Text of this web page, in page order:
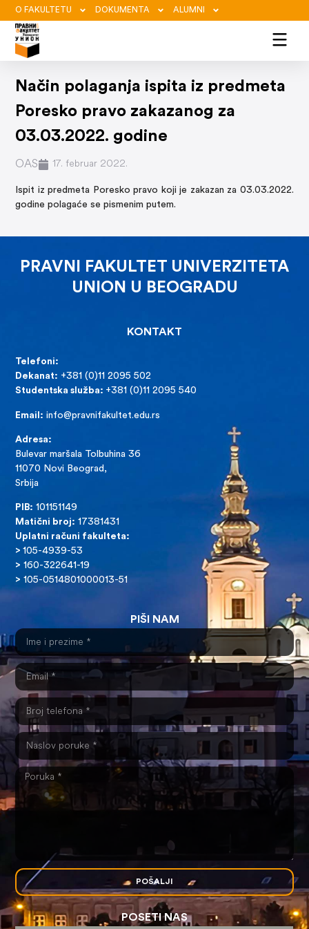
O FAKULTETU DOKUMENTA ALUMNI
Način polaganja ispita iz predmeta
Poresko pravo zakazanog za
03.03.2022. godine
OAS 17. februar 2022.
Ispit iz predmeta Poresko pravo koji je zakazan za 03.03.2022.
godine polagaće se pismenim putem.
PRAVNI FAKULTET UNIVERZITETA
UNION U BEOGRADU
KONTAKT
Telefoni:
Dekanat: +381 (0)11 2095 502
Studentska služba: +381 (0)11 2095 540
Email: info@pravnifakultet.edu.rs
Adresa:
Bulevar maršala Tolbuhina 36
11070 Novi Beograd,
Srbija
PIB: 101151149
Matični broj: 17381431
Uplatni računi fakulteta:
>105-4939-53
> 160-322641-19
> 105-0514801000013-51
PIŠI NAM
POŠALJI
POSETI NAS